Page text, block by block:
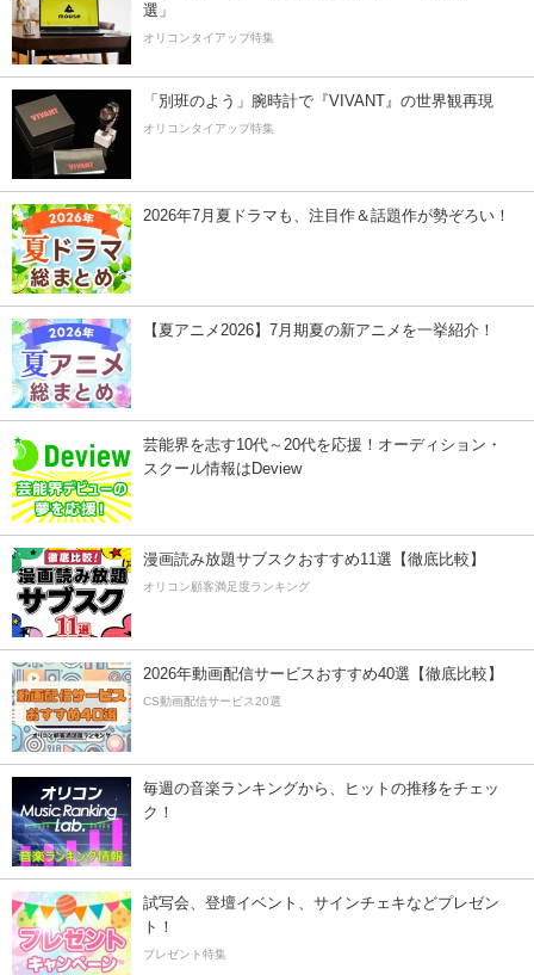
選」
オリコンタイアップ特集
「別班のよう」腕時計で『VIVANT』の世界観再現
オリコンタイアップ特集
2026年7月夏ドラマも、注目作＆話題作が勢ぞろい！
【夏アニメ2026】7月期夏の新アニメを一挙紹介！
芸能界を志す10代～20代を応援！オーディション・
スクール情報はDeview
漫画読み放題サブスクおすすめ11選【徹底比較】
オリコン顧客満足度ランキング
2026年動画配信サービスおすすめ40選【徹底比較】
CS動画配信サービス20選
毎週の音楽ランキングから、ヒットの推移をチェッ
ク！
試写会、登壇イベント、サインチェキなどプレゼン
ト！
プレゼント特集